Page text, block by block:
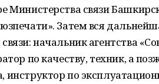
Министерства связи
Затем вся
начальник агентства
по качеству, техник, а
инструктор по